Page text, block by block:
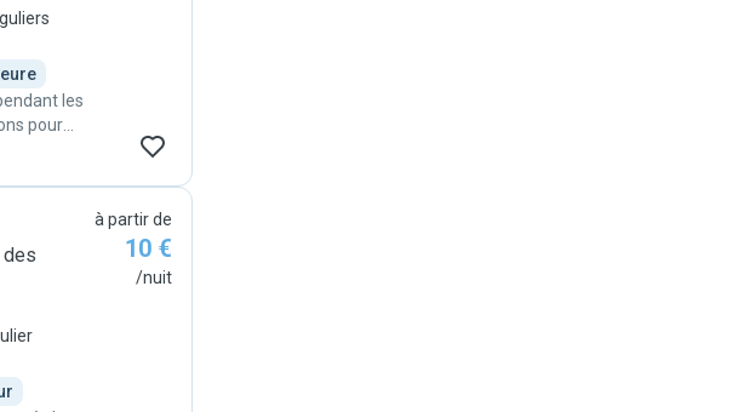
les
pour
des
à partir de
10 €
/nuit